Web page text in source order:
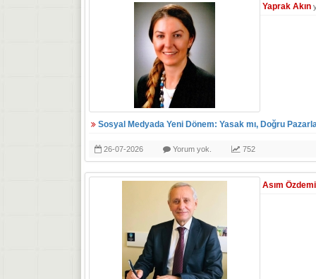
Yaprak Akın
Sosyal Medyada Yeni Dönem: Yasak mı, Doğru
26-07-2026 Yorum yok. 752
Asım